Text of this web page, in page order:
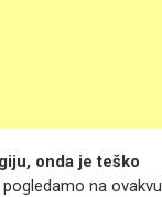
onda je teško
pogledamo na ovakvu